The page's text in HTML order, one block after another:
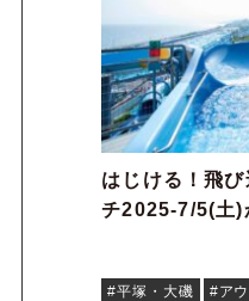
はじける！飛
チ2025-7/5(土)
#平塚・大磯 #ア